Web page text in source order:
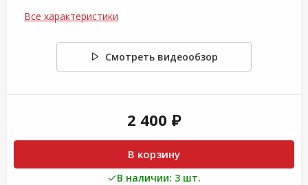
Все характеристики
Смотреть видеообзор
2 400 ₽
В корзину
В наличии: 3 шт.